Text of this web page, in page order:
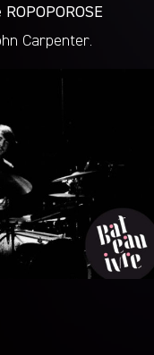
ROPOPOROSE
Carpenter.